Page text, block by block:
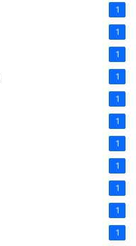
1
1
1
1
1
1
1
1
1
1
1